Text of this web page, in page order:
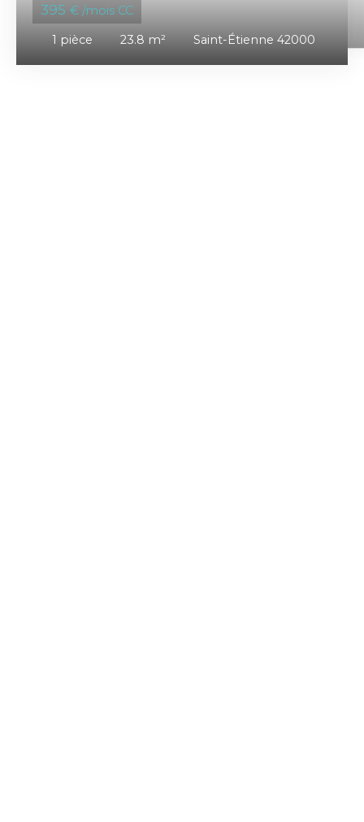
395 € /mois CC
1 pièce 23.8 m² Saint-Étienne 42000